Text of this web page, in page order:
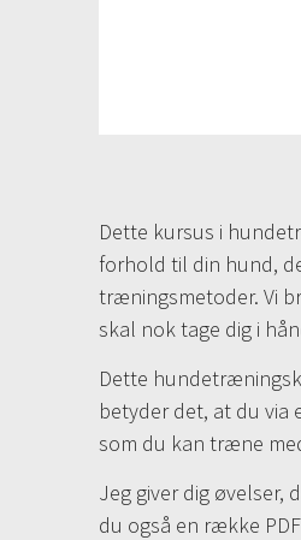
Dette kursus i
forhold til din hund,
træningsmetoder. Vi
skal nok tage dig i
Dette
betyder det, at du
som du kan træne
Jeg giver dig øvelser,
du også en række